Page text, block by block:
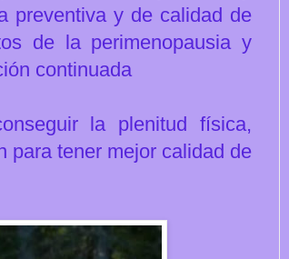
preventiva y de calidad de
de la perimenopausia y
continuada
la plenitud física,
para tener mejor calidad de